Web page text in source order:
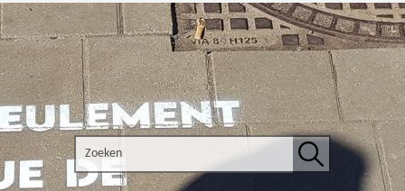
Search the site
Zoeken